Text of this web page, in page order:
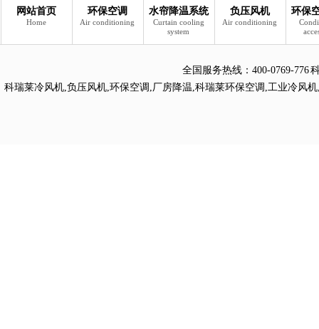
网站首页
Home
环保空调
Air conditioning
水帘降温系统
Curtain cooling
system
负压风机
Air conditioning
环保
全国服务热线： 400-0769-776
科瑞莱冷风机,负压风机,环保空调 ,厂房降温,科瑞莱环保空调 ,工业冷风机